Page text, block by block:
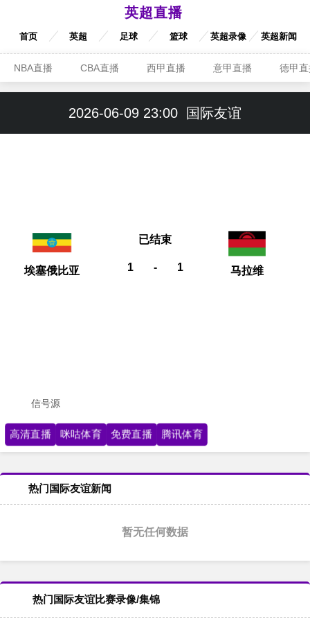
英超直播
首页 英超 足球 篮球 英超录像 英超新闻
NBA直播 CBA直播 西甲直播 意甲直播 德甲
2026-06-09 23:00 国际友谊
埃塞俄比亚 1 - 1
已结束
马拉维
信号源
高清直播 咪咕体育 免费直播 腾讯体育
热门国际友谊新闻
暂无任何数据
热门国际友谊比赛录像/集锦